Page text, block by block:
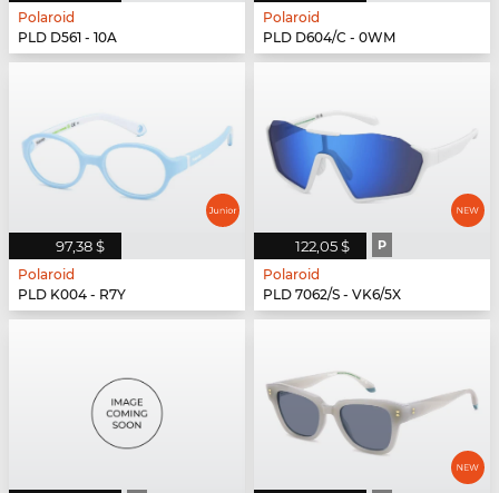
Polaroid
PLD D561 - 10A
Polaroid
PLD D604/C - 0WM
97,38 $
Polaroid
PLD K004 - R7Y
122,05 $ P
Polaroid
PLD 7062/S - VK6/5X